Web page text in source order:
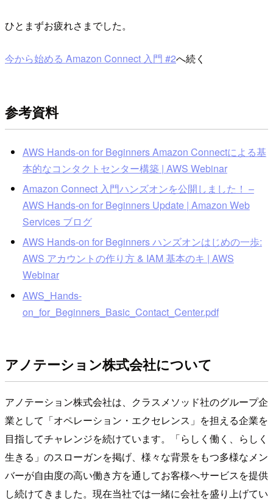
ひとまずお疲れさまでした。
今から始める Amazon Connect 入門 #2へ続く
参考資料
AWS Hands-on for Beginners Amazon Connectによる基
本的なコンタクトセンター構築 | AWS Webinar
Amazon Connect 入門ハンズオンを公開しました！ –
AWS Hands-on for Beginners Update | Amazon Web
Services ブログ
AWS Hands-on for Beginners ハンズオンはじめの一歩:
AWS アカウントの作り方 & IAM 基本のキ | AWS
Webinar
AWS_Hands-
on_for_Beginners_Basic_Contact_Center.pdf
アノテーション株式会社について
アノテーション株式会社は、クラスメソッド社のグループ企
業として「オペレーション・エクセレンス」を担える企業を
目指してチャレンジを続けています。「らしく働く、らしく
生きる」のスローガンを掲げ、様々な背景をもつ多様なメン
バーが自由度の高い働き方を通してお客様へサービスを提供
し続けてきました。現在当社では一緒に会社を盛り上げてい